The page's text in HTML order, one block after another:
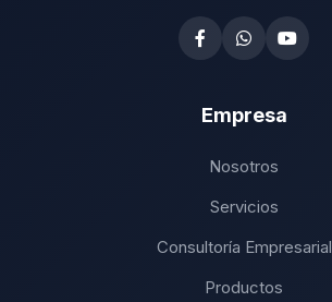
Empresa
Nosotros
Servicios
Consultoría Empresarial
Productos